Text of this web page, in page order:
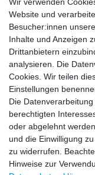
Website und
Besucher:innen
Inhalte und Anzeigen
Drittanbietern
analysieren. Die
Cookies. Wir teilen
Einstellungen
Die
berechtigten
oder abgelehnt
und die Einwilligung
zu widerrufen.
Hinweise zur